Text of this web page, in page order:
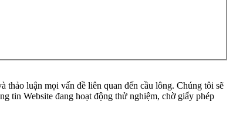
luận mọi vấn đề liên quan đến cầu lông. Chúng tôi sẽ
tin Website đang hoạt động thử nghiệm, chờ giấy phép